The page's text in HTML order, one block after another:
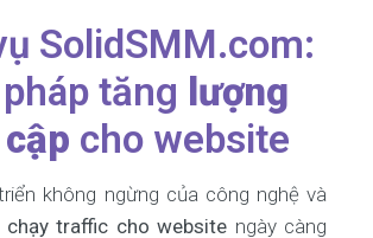
SolidSMM.com:
tăng lượng
cho website
không ngừng của công nghệ và
chạy traffic cho website ngày càng